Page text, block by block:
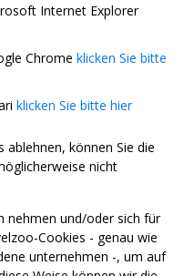
Internet Explorer
Chrome klicken Sie bitte
klicken Sie bitte hier
ablehnen, können Sie die
nicht
nehmen und/oder sich für
Cookies - genau wie
unternehmen -, um auf